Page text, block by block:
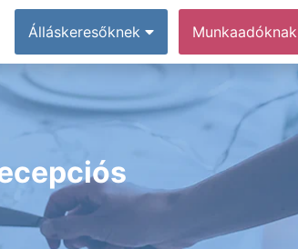
Álláskeresőknek Munkaadóknak